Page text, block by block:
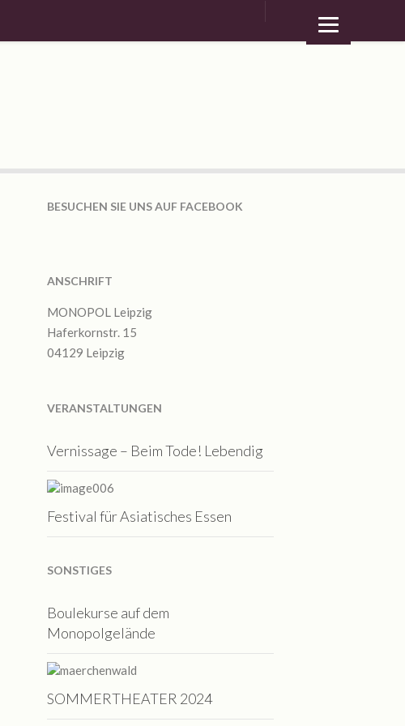
BESUCHEN SIE UNS AUF FACEBOOK
ANSCHRIFT
MONOPOL Leipzig
Haferkornstr. 15
04129 Leipzig
VERANSTALTUNGEN
Vernissage – Beim Tode! Lebendig
Festival für Asiatisches Essen
SONSTIGES
Boulekurse auf dem
Monopolgelände
SOMMERTHEATER 2024